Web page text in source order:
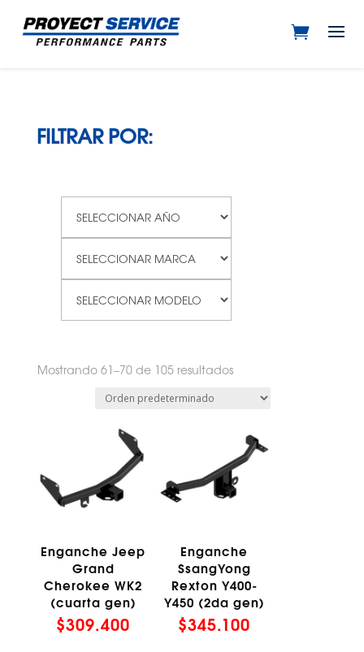
FILTRAR POR:
Mostrando 61–70 de 105 resultados
Enganche Jeep
Grand
Cherokee WK2
(cuarta gen)
$309.400
Enganche
SsangYong
Rexton Y400-
Y450 (2da gen)
$345.100